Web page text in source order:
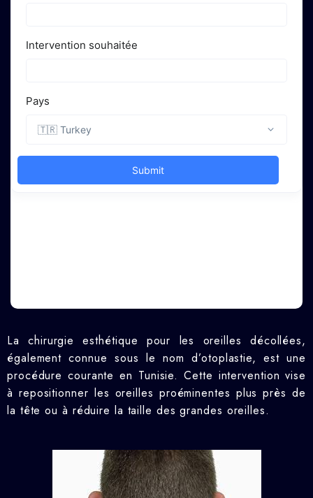
La chirurgie esthétique pour les oreilles décollées,
également connue sous le nom d’otoplastie, est une
procédure courante en Tunisie. Cette intervention vise
à repositionner les oreilles proéminentes plus près de
la tête ou à réduire la taille des grandes oreilles.